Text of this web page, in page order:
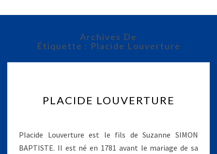
Archives De
Étiquette : Placide Louverture
L
I
D
PLACIDE LOUVERTURE
Placide Louverture est le fils de Suzanne SIMON
BAPTISTE. Il est né en 1781 avant le mariage de sa